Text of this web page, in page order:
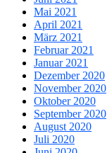
Mai 2021
April 2021
März 2021
Februar 2021
Januar 2021
Dezember 2020
November 2020
Oktober 2020
September 2020
August 2020
Juli 2020